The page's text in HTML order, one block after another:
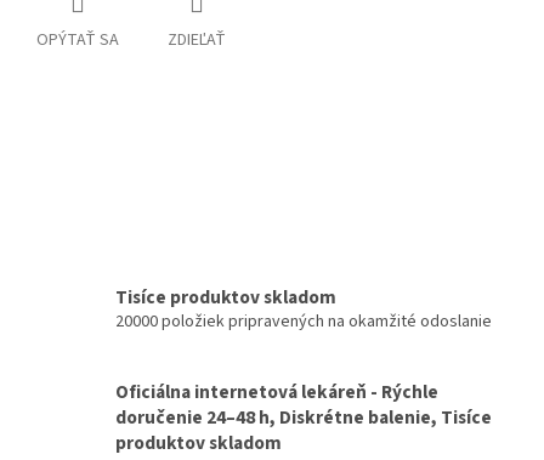
OPÝTAŤ SA ZDIEĽAŤ
Tisíce produktov skladom
20000 položiek pripravených na okamžité odoslanie
Oficiálna internetová lekáreň - Rýchle
doručenie 24–48 h, Diskrétne balenie, Tisíce
produktov skladom